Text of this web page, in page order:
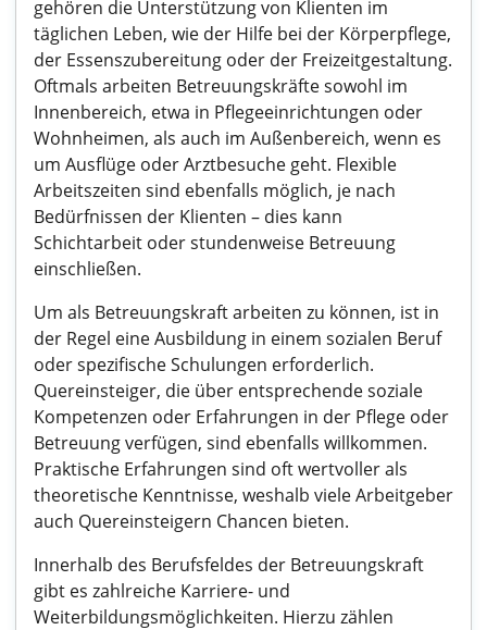
gehören die Unterstützung von Klienten im
täglichen Leben, wie der Hilfe bei der Körperpflege,
der Essenszubereitung oder der Freizeitgestaltung.
Oftmals arbeiten Betreuungskräfte sowohl im
Innenbereich, etwa in Pflegeeinrichtungen oder
Wohnheimen, als auch im Außenbereich, wenn es
um Ausflüge oder Arztbesuche geht. Flexible
Arbeitszeiten sind ebenfalls möglich, je nach
Bedürfnissen der Klienten – dies kann
Schichtarbeit oder stundenweise Betreuung
einschließen.
Um als Betreuungskraft arbeiten zu können, ist in
der Regel eine Ausbildung in einem sozialen Beruf
oder spezifische Schulungen erforderlich.
Quereinsteiger, die über entsprechende soziale
Kompetenzen oder Erfahrungen in der Pflege oder
Betreuung verfügen, sind ebenfalls willkommen.
Praktische Erfahrungen sind oft wertvoller als
theoretische Kenntnisse, weshalb viele Arbeitgeber
auch Quereinsteigern Chancen bieten.
Innerhalb des Berufsfeldes der Betreuungskraft
gibt es zahlreiche Karriere- und
Weiterbildungsmöglichkeiten. Hierzu zählen